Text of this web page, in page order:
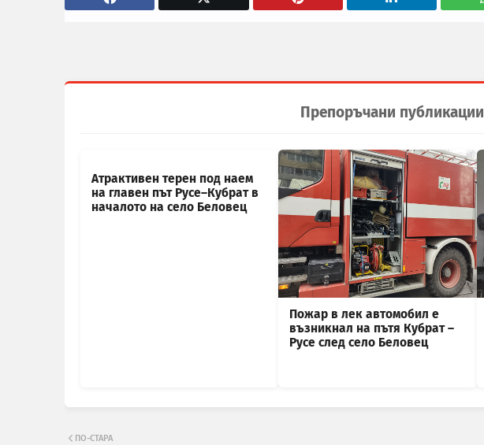
Препоръчани публикации
Атрактивен терен под наем
на главен път Русе–Кубрат в
началото на село Беловец
Пожар в лек автомобил е
възникнал на пътя Кубрат –
Русе след село Беловец
ПО-СТАРА